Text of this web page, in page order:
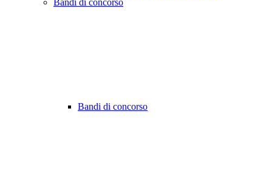
Bandi di concorso
Bandi di concorso